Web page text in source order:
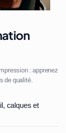
: apprenez
de qualité.
calques et